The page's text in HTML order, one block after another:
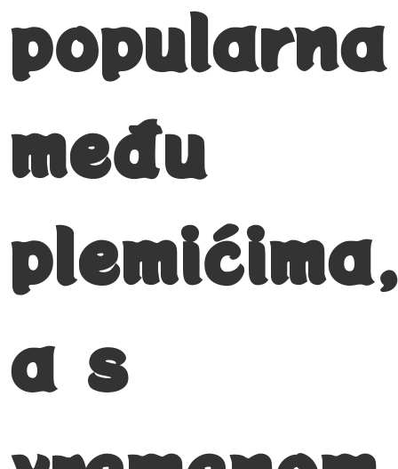
popularna
među
a s